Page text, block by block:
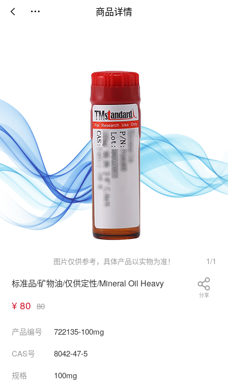
商品详情
 
图片仅供参考，具体产品以实物为准！ 1/1
标准品/矿物油/仅供定性/Mineral Oil Heavy
¥ 80 80
分享
产品编号 722135-100mg
CAS号 8042-47-5
规格 100mg